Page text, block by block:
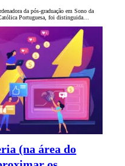
da pós-graduação em Sono da
Portuguesa, foi distinguida…
(na área do